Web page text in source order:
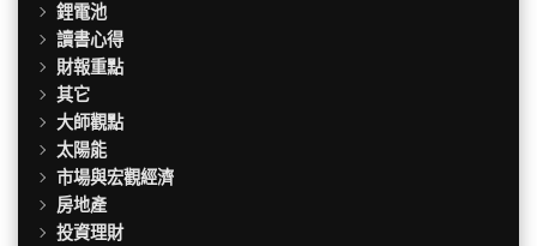
鋰電池
讀書心得
財報重點
其它
大師觀點
太陽能
市場與宏觀經濟
房地產
投資理財